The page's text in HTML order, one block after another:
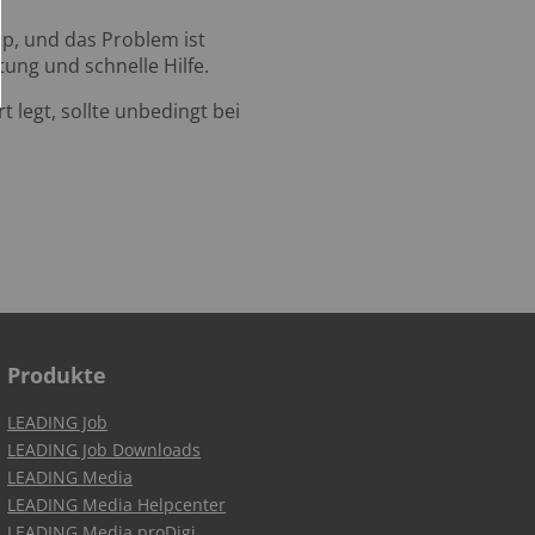
und das Problem ist
und schnelle Hilfe.
legt, sollte unbedingt bei
Produkte
LEADING Job
LEADING Job Downloads
LEADING Media
LEADING Media Helpcenter